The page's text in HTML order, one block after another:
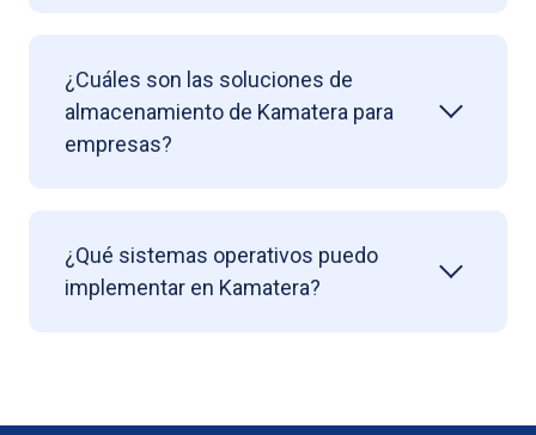
¿Cuáles son las soluciones de
almacenamiento de Kamatera para
empresas?
¿Qué sistemas operativos puedo
implementar en Kamatera?